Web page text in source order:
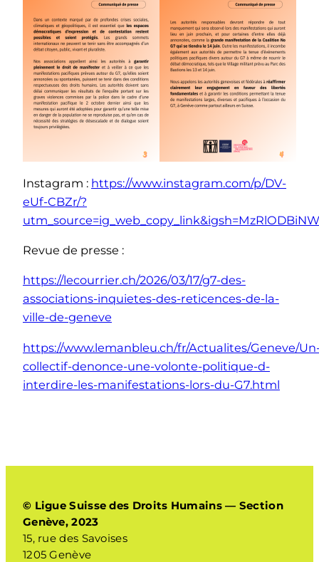
Instagram : https://www.instagram.com/p/DV-
eUf-CBZr/?
Revue de presse :
https://lecourrier.ch/2026/03/17/g7-des-
associations-inquietes-des-reticences-de-la-
ville-de-geneve
https://www.lemanbleu.ch/fr/Actualites/Geneve/
collectif-denonce-une-volonte-politique-d-
interdire-les-manifestations-lors-du-G7.html
© Ligue Suisse des Droits Humains — Section
Genève, 2023
15, rue des Savoises
1205 Genève